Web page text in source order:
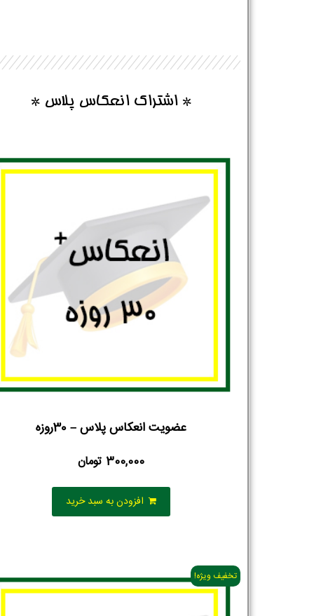
* اشتراک انعکاس پلاس *
عضویت انعکاس پلاس – 30روزه
300,000 تومان
افزودن به سبد خرید
تخفیف ویژه!